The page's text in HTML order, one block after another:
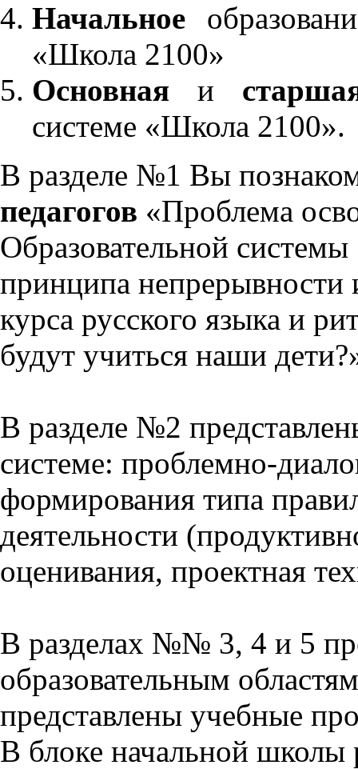
Начальное
«Школа 2100»
Основнаяи
системе «Школа 2100».
В разделе №1 Вы
педагогов «Проблема
Образовательной
принципа непрерывности
курса русского языка и
будут учиться наши
В разделе №2
системе: проблемно-
формирования типа
деятельности
оценивания, проектная
В разделах №№ 3, 4 и 5
образовательным
представлены учебные
В блоке начальной школы